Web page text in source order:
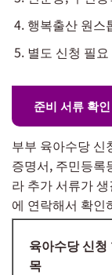
행복출산 원스
별도 신청 필
준비 서류 확인
부부 육아수당 신
증명서, 주민등록
라 추가 서류가
에 연락해서 확인
육아수당 신청
목